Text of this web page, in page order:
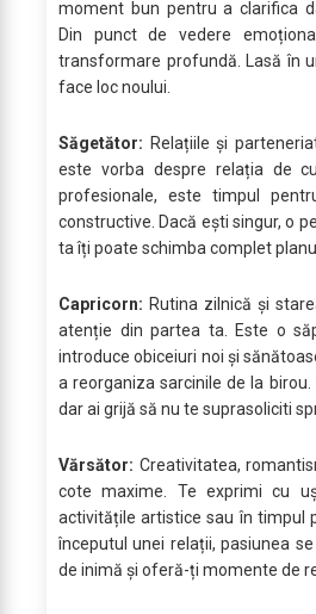
moment bun pentru a clarifica
Din punct de vedere
transformare profundă. Lasă în
face loc noului.
Săgetător: Relațiile și
este vorba despre relația de
profesionale, este timpul
constructive. Dacă ești singur, o
ta îți poate schimba complet
Capricorn: Rutina zilnică și
atenție din partea ta. Este o
introduce obiceiuri noi și
a reorganiza sarcinile de la
dar ai grijă să nu te suprasoliciti
Vărsător: Creativitatea,
cote maxime. Te exprimi cu
activitățile artistice sau în timpul
începutul unei relații, pasiunea
de inimă și oferă-ți momente de